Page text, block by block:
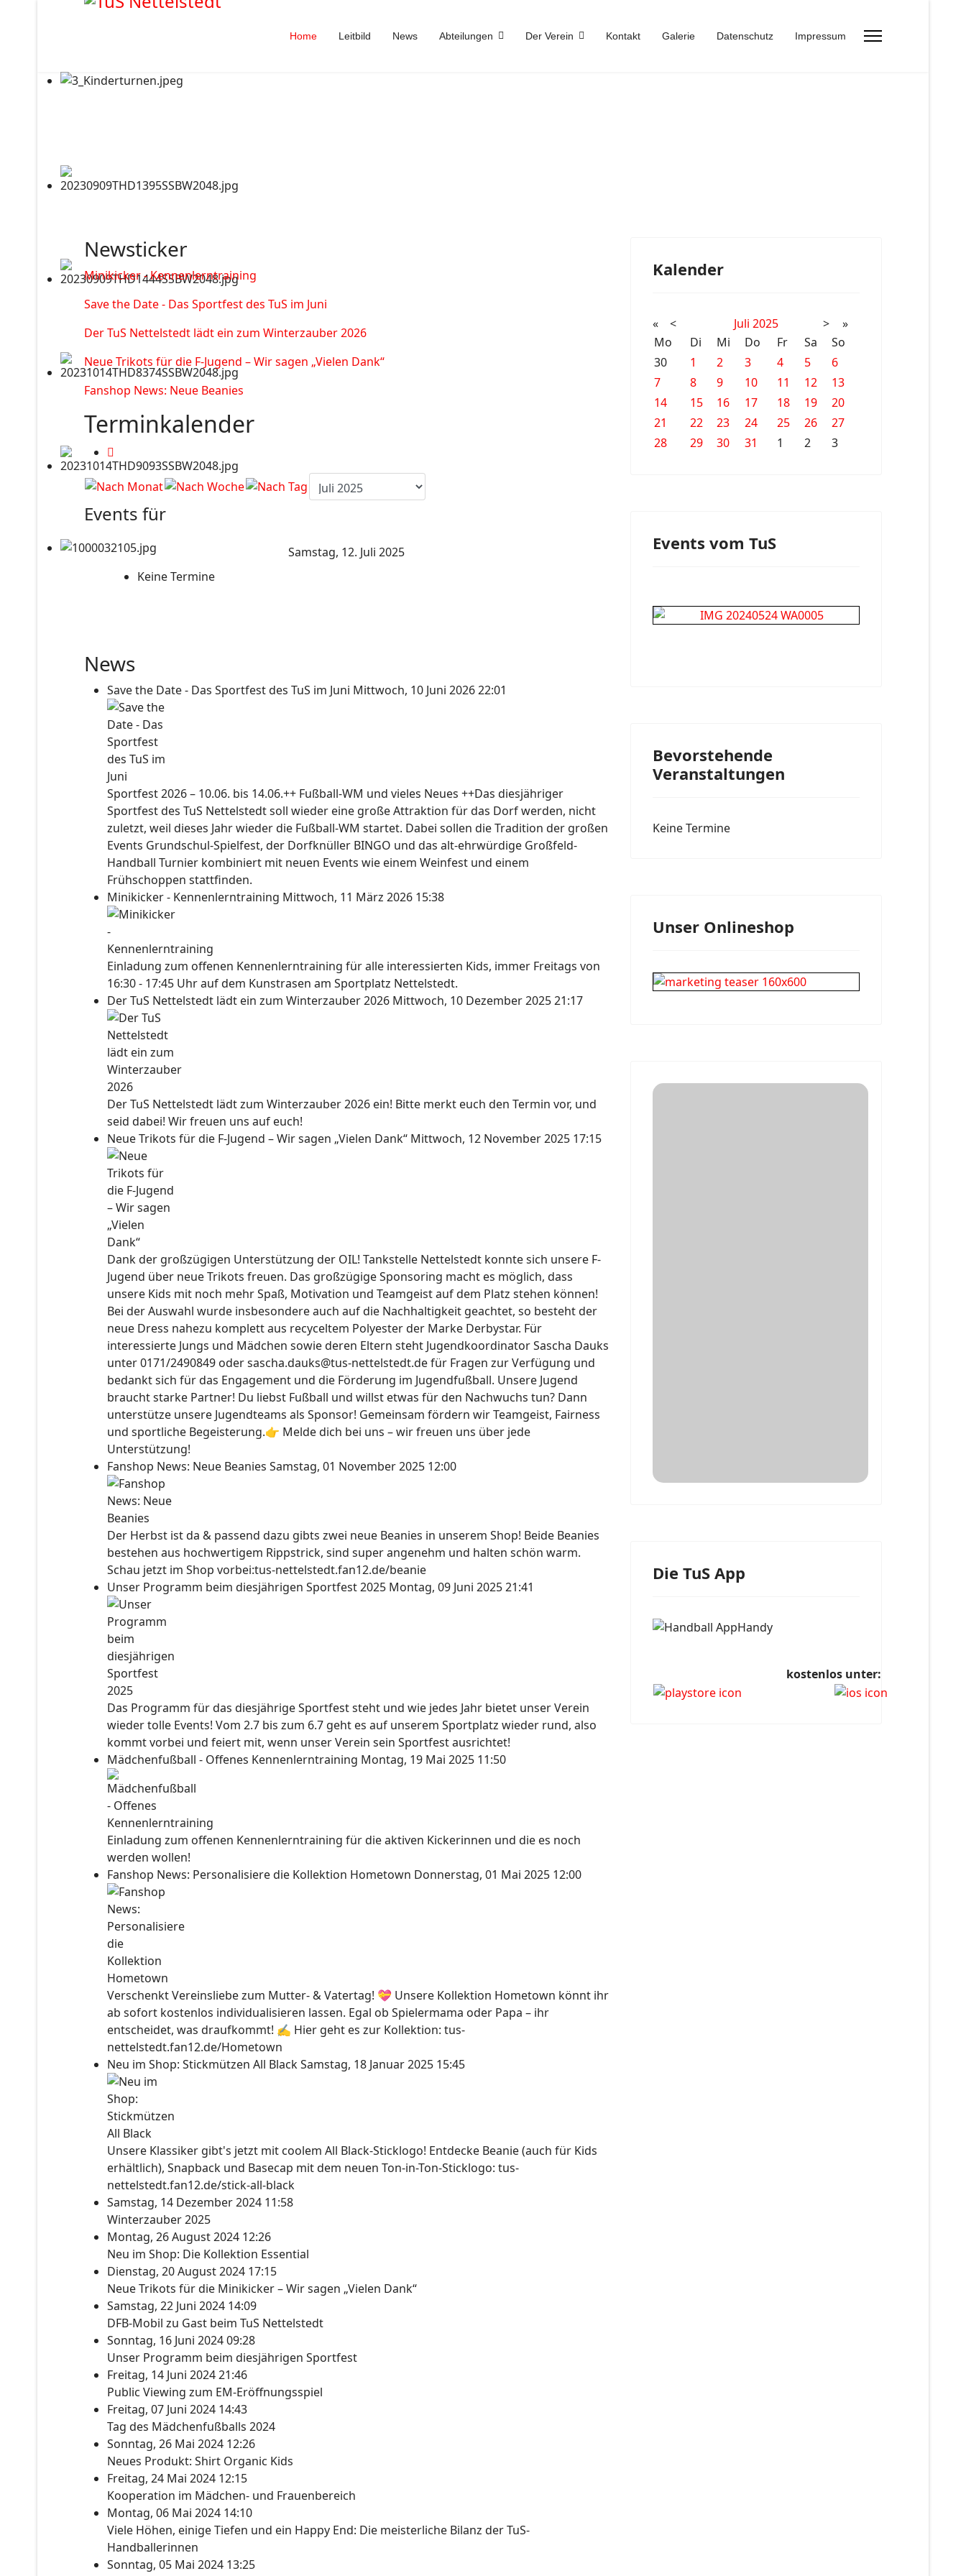
Home Leitbild News Abteilungen Der Verein Kontakt Galerie Datenschutz Impressum
Newsticker
Minikicker - Kennenlerntraining
Save the Date - Das Sportfest des TuS im Juni
Der TuS Nettelstedt lädt ein zum Winterzauber 2026
Neue Trikots für die F-Jugend – Wir sagen „Vielen Dank“
Fanshop News: Neue Beanies
Terminkalender
Events für
Samstag, 12. Juli 2025
Keine Termine
News
Save the Date - Das Sportfest des TuS im Juni Mittwoch, 10 Juni 2026 22:01
Sportfest 2026 – 10.06. bis 14.06.++ Fußball-WM und vieles Neues ++Das diesjähriger
Sportfest des TuS Nettelstedt soll wieder eine große Attraktion für das Dorf werden, nicht
zuletzt, weil dieses Jahr wieder die Fußball-WM startet. Dabei sollen die Tradition der großen
Events Grundschul-Spielfest, der Dorfknüller BINGO und das alt-ehrwürdige Großfeld-
Handball Turnier kombiniert mit neuen Events wie einem Weinfest und einem
Frühschoppen stattfinden.
Minikicker - Kennenlerntraining Mittwoch, 11 März 2026 15:38
Einladung zum offenen Kennenlerntraining für alle interessierten Kids, immer Freitags von
16:30 - 17:45 Uhr auf dem Kunstrasen am Sportplatz Nettelstedt.
Der TuS Nettelstedt lädt ein zum Winterzauber 2026 Mittwoch, 10 Dezember 2025 21:17
Der TuS Nettelstedt lädt zum Winterzauber 2026 ein! Bitte merkt euch den Termin vor, und
seid dabei! Wir freuen uns auf euch!
Neue Trikots für die F-Jugend – Wir sagen „Vielen Dank“ Mittwoch, 12 November 2025 17:15
Dank der großzügigen Unterstützung der OIL! Tankstelle Nettelstedt konnte sich unsere F-
Jugend über neue Trikots freuen. Das großzügige Sponsoring macht es möglich, dass
unsere Kids mit noch mehr Spaß, Motivation und Teamgeist auf dem Platz stehen können!
Bei der Auswahl wurde insbesondere auch auf die Nachhaltigkeit geachtet, so besteht der
neue Dress nahezu komplett aus recyceltem Polyester der Marke Derbystar. Für
interessierte Jungs und Mädchen sowie deren Eltern steht Jugendkoordinator Sascha Dauks
unter 0171/2490849 oder sascha.dauks@tus-nettelstedt.de für Fragen zur Verfügung und
bedankt sich für das Engagement und die Förderung im Jugendfußball. Unsere Jugend
braucht starke Partner! Du liebst Fußball und willst etwas für den Nachwuchs tun? Dann
unterstütze unsere Jugendteams als Sponsor! Gemeinsam fördern wir Teamgeist, Fairness
und sportliche Begeisterung.👉 Melde dich bei uns – wir freuen uns über jede
Unterstützung!
Fanshop News: Neue Beanies Samstag, 01 November 2025 12:00
Der Herbst ist da & passend dazu gibts zwei neue Beanies in unserem Shop! Beide Beanies
bestehen aus hochwertigem Rippstrick, sind super angenehm und halten schön warm.
Schau jetzt im Shop vorbei:tus-nettelstedt.fan12.de/beanie
Unser Programm beim diesjährigen Sportfest 2025 Montag, 09 Juni 2025 21:41
Das Programm für das diesjährige Sportfest steht und wie jedes Jahr bietet unser Verein
wieder tolle Events! Vom 2.7 bis zum 6.7 geht es auf unserem Sportplatz wieder rund, also
kommt vorbei und feiert mit, wenn unser Verein sein Sportfest ausrichtet!
Mädchenfußball - Offenes Kennenlerntraining Montag, 19 Mai 2025 11:50
Einladung zum offenen Kennenlerntraining für die aktiven Kickerinnen und die es noch
werden wollen!
Fanshop News: Personalisiere die Kollektion Hometown Donnerstag, 01 Mai 2025 12:00
Verschenkt Vereinsliebe zum Mutter- & Vatertag! 💝 Unsere Kollektion Hometown könnt ihr
ab sofort kostenlos individualisieren lassen. Egal ob Spielermama oder Papa – ihr
entscheidet, was draufkommt! ✍ Hier geht es zur Kollektion: tus-
nettelstedt.fan12.de/Hometown
Neu im Shop: Stickmützen All BlackSamstag, 18 Januar 2025 15:45
Unsere Klassiker gibt's jetzt mit coolem All Black-Sticklogo! Entdecke Beanie (auch für Kids
erhältlich), Snapback und Basecap mit dem neuen Ton-in-Ton-Sticklogo: tus-
nettelstedt.fan12.de/stick-all-black
Samstag, 14 Dezember 2024 11:58
Winterzauber 2025
Montag, 26 August 2024 12:26
Neu im Shop: Die Kollektion Essential
Dienstag, 20 August 2024 17:15
Neue Trikots für die Minikicker – Wir sagen „Vielen Dank“
Samstag, 22 Juni 2024 14:09
DFB-Mobil zu Gast beim TuS Nettelstedt
Sonntag, 16 Juni 2024 09:28
Unser Programm beim diesjährigen Sportfest
Freitag, 14 Juni 2024 21:46
Public Viewing zum EM-Eröffnungsspiel
Freitag, 07 Juni 2024 14:43
Tag des Mädchenfußballs 2024
Sonntag, 26 Mai 2024 12:26
Neues Produkt: Shirt Organic Kids
Freitag, 24 Mai 2024 12:15
Kooperation im Mädchen- und Frauenbereich
Montag, 06 Mai 2024 14:10
Viele Höhen, einige Tiefen und ein Happy End: Die meisterliche Bilanz der TuS-
Handballerinnen
Sonntag, 05 Mai 2024 13:25
Kalender
« < Juli 2025 >
»
Mo
Di Mi Do Fr Sa
So
30
1 2 3 4 5
6
7
8 9 10 11 12
13
14
15 16 17 18 19
20
21
22 23 24 25 26
27
28
29 30 31 1 2 3
Events vom TuS
Bevorstehende
Veranstaltungen
Keine Termine
Unser Onlineshop
Die TuS App
kostenlos unter: